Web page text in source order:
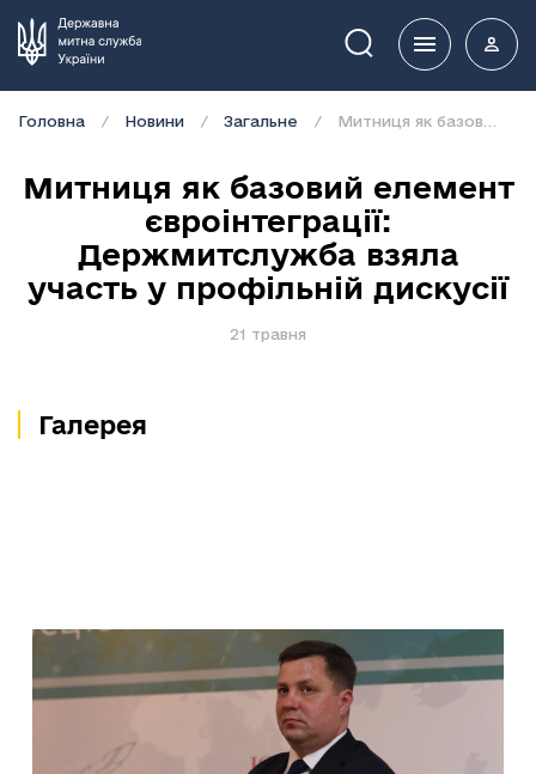
Пошук
Головна Новини Загальне
Митниця як базовий елемент
євроінтеграції:
Держмитслужба взяла
участь у профільній дискусії
21 травня
Галерея